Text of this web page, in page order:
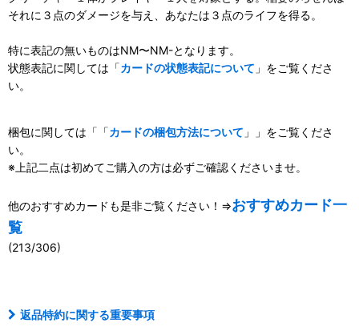
それに３点のダメージを与え、あなたは３点のライフを得る。
特に表記の無いものはNM〜NM-となります。
状態表記に関しては「カードの状態表記について 」をご覧くださ
い。
梱包に関しては「「カードの梱包方法について 」」をご覧くださ
い。
※上記二点は初めてご購入の方は必ずご確認くださいませ。
他のおすすめカードも是非ご覧ください！⇒おすすめカード一
覧
(213/306)
返品特約に関する重要事項